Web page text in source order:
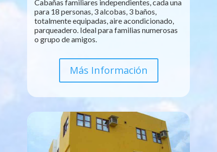
Cabañas familiares independientes, cada una
para 18 personas, 3 alcobas, 3 baños,
totalmente equipadas, aire acondicionado,
parqueadero. Ideal para familias numerosas
o grupo de amigos.
Más Información